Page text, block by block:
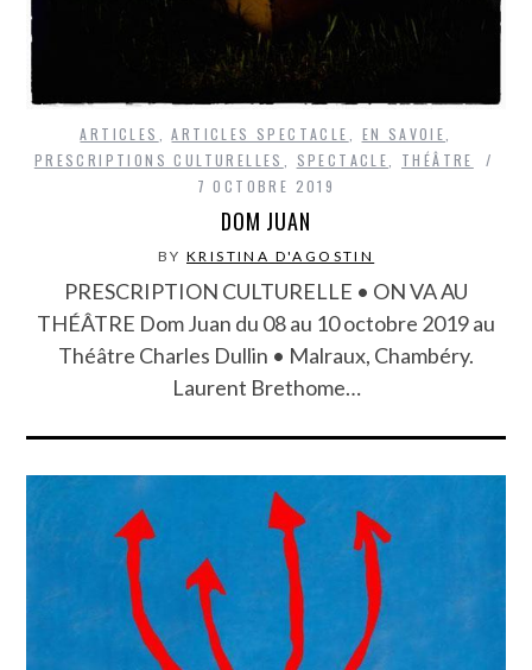
ARTICLES ,ARTICLES SPECTACLE EN SAVOIE
PRESCRIPTIONS CULTURELLES
SPECTACLE
THÉÂTRE
7 OCTOBRE 2019
DOM JUAN
BY KRISTINA D'AGOSTIN
PRESCRIPTION CULTURELLE • ON VA AU
THÉÂTRE Dom Juan du 08 au 10 octobre 2019 au
Théâtre Charles Dullin • Malraux, Chambéry.
Laurent Brethome…